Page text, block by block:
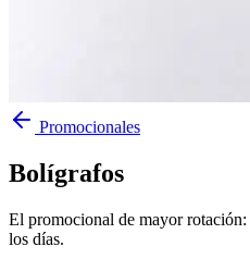
Promocionales
Bolígrafos
El promocional de mayor
los días.